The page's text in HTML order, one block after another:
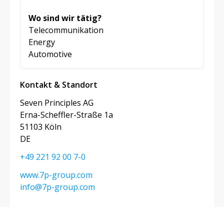
Wo sind wir tätig?
Telecommunikation
Energy
Automotive
Kontakt & Standort
Seven Principles AG
Erna-Scheffler-Straße 1a
51103 Köln
DE
+49 221 92 00 7-0
www.7p-group.com
info@7p-group.com